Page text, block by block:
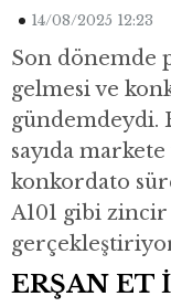
14/08/2025 12:23
Son dönemde
gelmesi ve
gündemdeydi.
sayıda
konkordato
A101 gibi
ERŞAN ET